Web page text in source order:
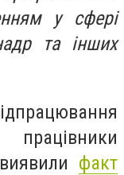
у сфері
та інших
факт